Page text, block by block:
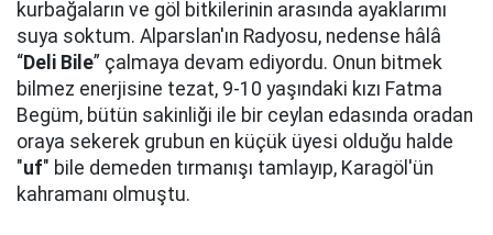
kurbağaların ve göl bitkilerinin arasında ayaklarımı
suya soktum. Alparslan'ın Radyosu, nedense hâlâ
“Deli Bile” çalmaya devam ediyordu. Onun bitmek
bilmez enerjisine tezat, 9-10 yaşındaki kızı Fatma
Begüm, bütün sakinliği ile bir ceylan edasında oradan
oraya sekerek grubun en küçük üyesi olduğu halde
"uf" bile demeden tırmanışı tamlayıp, Karagöl'ün
kahramanı olmuştu.